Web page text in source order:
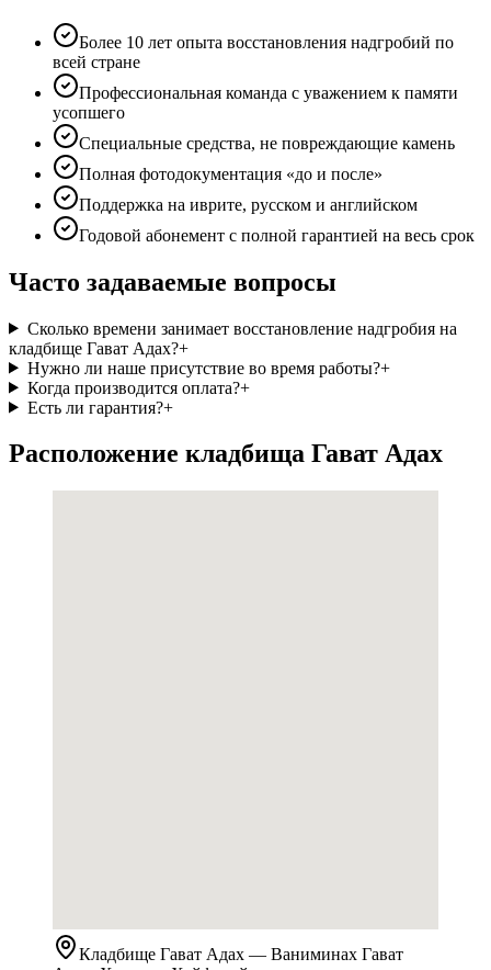
Более 10 лет опыта восстановления надгробий по
всей стране
Профессиональная команда с уважением к памяти
усопшего
Специальные средства, не повреждающие камень
Полная фотодокументация «до и после»
Поддержка на иврите, русском и английском
Годовой абонемент с полной гарантией на весь срок
Часто задаваемые вопросы
Сколько времени занимает восстановление надгробия на
кладбище Гават Адах?+
Нужно ли наше присутствие во время работы?+
Когда производится оплата?+
Есть ли гарантия?+
Расположение кладбища Гават Адах
Кладбище Гават Адах — Ваниминах Гават